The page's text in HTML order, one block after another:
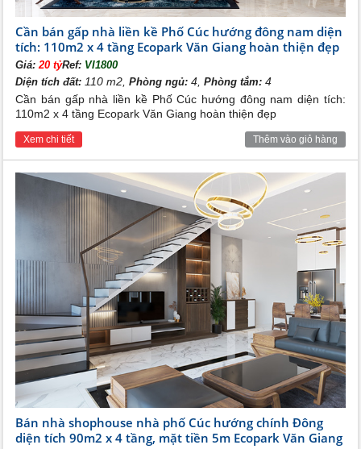
Cần bán gấp nhà liền kề Phố Cúc hướng đông nam diện
tích: 110m2 x 4 tầng Ecopark Văn Giang hoàn thiện đẹp
Giá:20 tỷRef: VI1800
Diện tích đất: 110 m2,Phòng ngủ: 4,Phòng tắm: 4
Cần bán gấp nhà liền kề Phố Cúc hướng đông nam diện tích:
110m2 x 4 tầng Ecopark Văn Giang hoàn thiện đẹp
Xem chi tiết Thêm vào giỏ hàng
Bán nhà shophouse nhà phố Cúc hướng chính Đông
diện tích 90m2 x 4 tầng, mặt tiền 5m Ecopark Văn Giang